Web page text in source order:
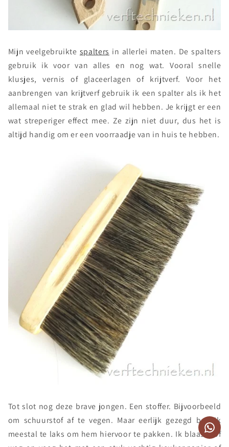
Mijn veelgebruikte spalters in allerlei maten. De spalters
gebruik ik voor van alles en nog wat. Vooral snelle
klusjes, vernis of glaceerlagen of krijtverf. Voor het
aanbrengen van krijtverf gebruik ik een spalter als ik het
allemaal niet te strak en glad wil hebben. Je krijgt er een
wat streperiger effect mee. Ze zijn niet duur, dus het is
altijd handig om er een voorraadje van in huis te hebben.
Tot slot nog deze brave jongen. Een stoffer. Bijvoorbeeld
om schuurstof af te vegen. Maar eerlijk gezegd ben ik
meestal te laks om hem hiervoor te pakken. Ik blaas stof